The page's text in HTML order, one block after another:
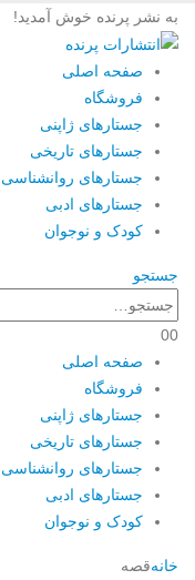
به نشر پرنده خوش آمدید!
صفحه اصلی
فروشگاه
جستارهای ژاپنی
جستارهای تاریخی
جستارهای روانشناسی
جستارهای ادبی
کودک و نوجوان
جستجو
00
صفحه اصلی
فروشگاه
جستارهای ژاپنی
جستارهای تاریخی
جستارهای روانشناسی
جستارهای ادبی
کودک و نوجوان
خانهقصه